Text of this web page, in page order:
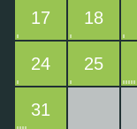
17 18
24 25
31